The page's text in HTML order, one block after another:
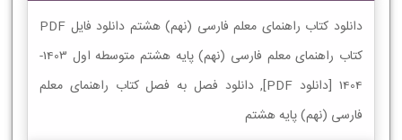
دانلود کتاب راهنمای معلم فارسی (نهم) هشتم دانلود فایل PDF
کتاب راهنمای معلم فارسی (نهم) پایه هشتم متوسطه اول 1403-
1404 [دانلود PDF], دانلود فصل به فصل کتاب راهنمای معلم
فارسی (نهم) پایه هشتم